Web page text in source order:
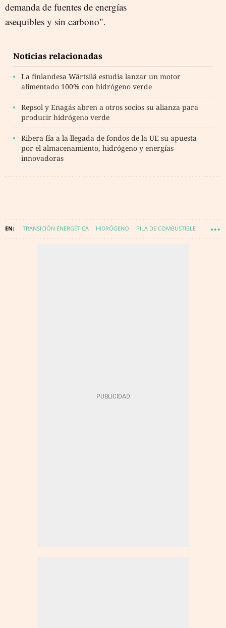
demanda de fuentes de energías
asequibles y sin carbono".
Noticias relacionadas
La finlandesa Wärtsilä estudia lanzar un motor
alimentado 100% con hidrógeno verde
Repsol y Enagás abren a otros socios su alianza para
producir hidrógeno verde
Ribera fía a la llegada de fondos de la UE su apuesta
por el almacenamiento, hidrógeno y energías
innovadoras
TRANSICIÓN ENERGÉTICA HIDRÓGENO PILA DE COMBUSTIBLE